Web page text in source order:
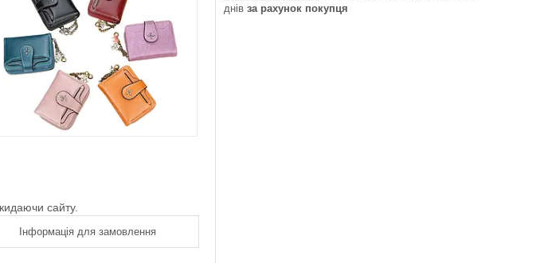
сайту.
Інформація для замовлення
днів за рахунок покупця